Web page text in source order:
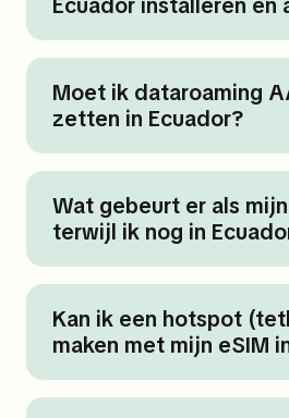
Moet ik dataroaming
zetten in Ecuador?
Wat gebeurt er als
terwijl ik nog in
Kan ik een hotspot
maken met mijn eSIM